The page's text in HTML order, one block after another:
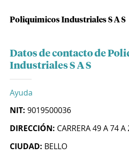
Poliquimicos Industriales S A S
Datos de contacto de
Industriales S A S
Ayuda
NIT: 9019500036
DIRECCIÓN: CARRERA 49 A 74 A
CIUDAD: BELLO